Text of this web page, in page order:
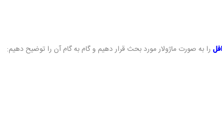
را به صورت ماژولار مورد بحث قرار دهیم و گام به گام آن را توضیح دهیم: